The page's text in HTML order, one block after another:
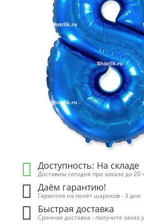
Доступность: На складе
Доставим сегодня при заказе до 20
Даём гарантию!
Гарантия на полёт шариков - 3 дня
Быстрая доставка
Срочная доставка - получите заказ